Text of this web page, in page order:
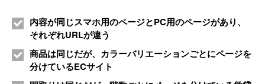
内容が同じスマホ用のページとPC用のページがあり、
それぞれURLが違う
商品は同じだが、カラーバリエーションごとにページを
分けているECサイト